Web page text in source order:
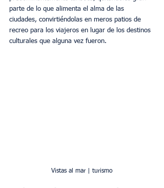
parte de lo que alimenta el alma de las
ciudades, convirtiéndolas en meros patios de
recreo para los viajeros en lugar de los destinos
culturales que alguna vez fueron.
Vistas al mar | turismo